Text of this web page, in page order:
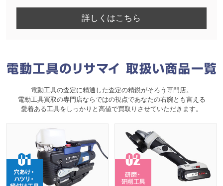
詳しくはこちら
電動工具の査定に精通した査定の精鋭がそろう専門店。
電動工具買取の専門店ならではの視点であなたの右腕とも言える
愛着ある工具をしっかりと高値で買取りさせていただきます。